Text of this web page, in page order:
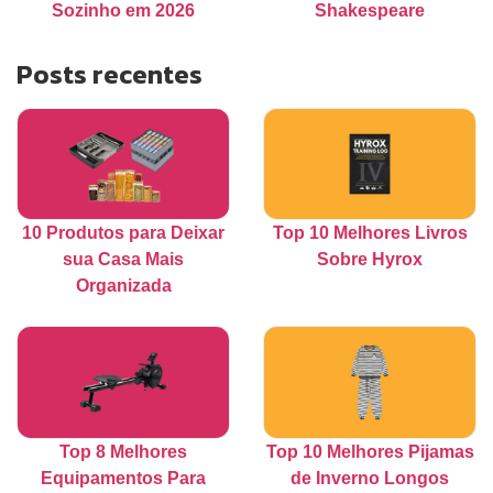
Sozinho em 2026
Shakespeare
Posts recentes
10 Produtos para Deixar
sua Casa Mais
Organizada
Top 10 Melhores Livros
Sobre Hyrox
Top 8 Melhores
Equipamentos Para
Top 10 Melhores Pijamas
de Inverno Longos